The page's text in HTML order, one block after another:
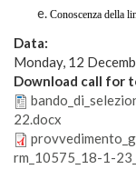
Conoscenza della
Data:
Monday, 12
Download call for
22.docx
rm_10575_18-1-